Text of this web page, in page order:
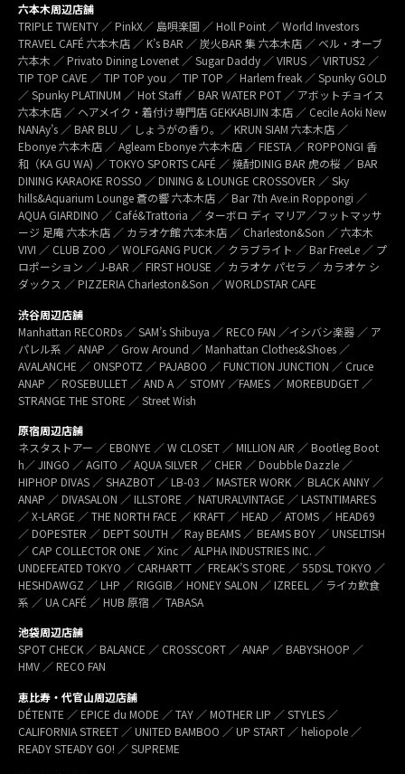
六本木周辺店舗
TRIPLE TWENTY ／ PinkX／ 島唄楽園 ／ Holl Point ／ World Investors
TRAVEL CAFÉ 六本木店 ／ K’s BAR ／ 炭火BAR 集 六本木店 ／ ベル・オーブ
六本木 ／ Privato Dining Lovenet ／ Sugar Daddy ／ VIRUS ／ VIRTUS2 ／
TIP TOP CAVE ／ TIP TOP you ／ TIP TOP ／ Harlem freak ／ Spunky GOLD
／ Spunky PLATINUM ／ Hot Staff ／ BAR WATER POT ／ アボットチョイス
六本木店 ／ ヘアメイク・着付け専門店 GEKKABIJIN 本店 ／ Cecile Aoki New
NANAy’s ／ BAR BLU ／ しょうがの香り。／ KRUN SIAM 六本木店 ／
Ebonye 六本木店 ／ Agleam Ebonye 六本木店 ／ FIESTA ／ ROPPONGI 香
和（KA GU WA) ／ TOKYO SPORTS CAFÉ ／ 焼酎DINIG BAR 虎の桜 ／ BAR
DINING KARAOKE ROSSO ／ DINING & LOUNGE CROSSOVER ／ Sky
hills&Aquarium Lounge 蒼の響 六本木店 ／ Bar 7th Ave.in Roppongi ／
AQUA GIARDINO ／ Café&Trattoria ／ ターボロ ディ マリア／フットマッサ
ージ 足庵 六本木店 ／ カラオケ館 六本木店 ／ Charleston&Son ／ 六本木
VIVI ／ CLUB ZOO ／ WOLFGANG PUCK ／ クラブライト ／ Bar FreeLe ／ プ
ロポーション ／ J-BAR ／ FIRST HOUSE ／ カラオケ パセラ ／ カラオケ シ
ダックス ／ PIZZERIA Charleston&Son ／ WORLDSTAR CAFE
渋谷周辺店舗
Manhattan RECORDs ／ SAM’s Shibuya ／ RECO FAN ／イシバシ楽器 ／ ア
パレル系 ／ ANAP ／ Grow Around ／ Manhattan Clothes&Shoes ／
AVALANCHE ／ ONSPOTZ ／ PAJABOO ／ FUNCTION JUNCTION ／ Cruce
ANAP ／ ROSEBULLET ／ AND A ／ STOMY ／FAMES ／ MOREBUDGET ／
STRANGE THE STORE ／ Street Wish
原宿周辺店舗
ネスタストアー ／ EBONYE ／ W CLOSET ／ MILLION AIR ／ Bootleg Boot
h／ JINGO ／ AGITO ／ AQUA SILVER ／ CHER ／ Doubble Dazzle ／
HIPHOP DIVAS ／ SHAZBOT ／ LB-03 ／ MASTER WORK ／ BLACK ANNY ／
ANAP ／ DIVASALON ／ ILLSTORE ／ NATURALVINTAGE ／ LASTNTIMARES
／ X-LARGE ／ THE NORTH FACE ／ KRAFT ／ HEAD ／ ATOMS ／ HEAD69
／ DOPESTER ／ DEPT SOUTH ／ Ray BEAMS ／ BEAMS BOY ／ UNSELTISH
／ CAP COLLECTOR ONE ／ Xinc ／ ALPHA INDUSTRIES INC. ／
UNDEFEATED TOKYO ／ CARHARTT ／ FREAK’S STORE ／ 55DSL TOKYO ／
HESHDAWGZ ／ LHP ／ RIGGIB／ HONEY SALON ／ IZREEL ／ ライカ飲食
系 ／ UA CAFÉ ／ HUB 原宿 ／ TABASA
池袋周辺店舗
SPOT CHECK ／ BALANCE ／ CROSSCORT ／ ANAP ／ BABYSHOOP ／
HMV ／ RECO FAN
恵比寿・代官山周辺店舗
DÉTENTE ／ EPICE du MODE ／ TAY ／ MOTHER LIP ／ STYLES ／
CALIFORNIA STREET ／ UNITED BAMBOO ／ UP START ／ heliopole ／
READY STEADY GO! ／ SUPREME